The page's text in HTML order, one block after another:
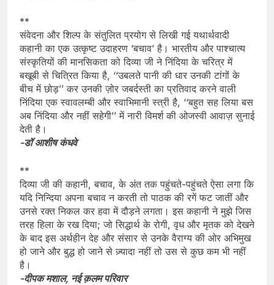
**
संवेदना और शिल्प के संतुलित प्रयोग से लिखी गई यथार्थवादी
कहानी का एक उत्कृष्ट उदाहरण ‘बचाव’ है। भारतीय और पाश्चात्य
संस्कृतियों की मानसिकता को दिव्या जी ने निंदिया के चरित्र में
बखूबी से चित्रित किया है, ‘‘उबलते पानी की धार उनकी टांगों के
बीच में छोड़’’ कर उनकी ज़ोर जबर्दस्ती का प्रतिवाद करने वाली
निंदिया एक स्वावलम्बी और स्वाभिमानी स्त्री है, ‘‘बहुत सह लिया बस
अब निंदिया और नहीं सहेगी’’ में नारी विमर्श की ओजस्वी आवाज़ सुनाई
देती है।
-डॉ आशीष कंधवे
**
दिव्या जी की कहानी, बचाव, के अंत तक पहुंचते-पहुंचते ऐसा लगा कि
यदि निन्दिया अपना बचाव न करती तो पाठक की रगें फट जातीं और
उनसे रक्त निकल कर हवा में दौड़ने लगता। इस कहानी ने मुझे जिस
तरह हिला के रख दिया; जो सिद्धार्थ के रोगी, वृध और मृतक को देखने
के बाद इस अर्थहीन देह और संसार से उनके वैराग्य की ओर अभिमुख
हो जाने और बुद्ध हो जाने से ज़्यादा नहीं तो उस से कुछ कम भी नहीं
है।
-दीपक मशाल, नई क़लम परिवार